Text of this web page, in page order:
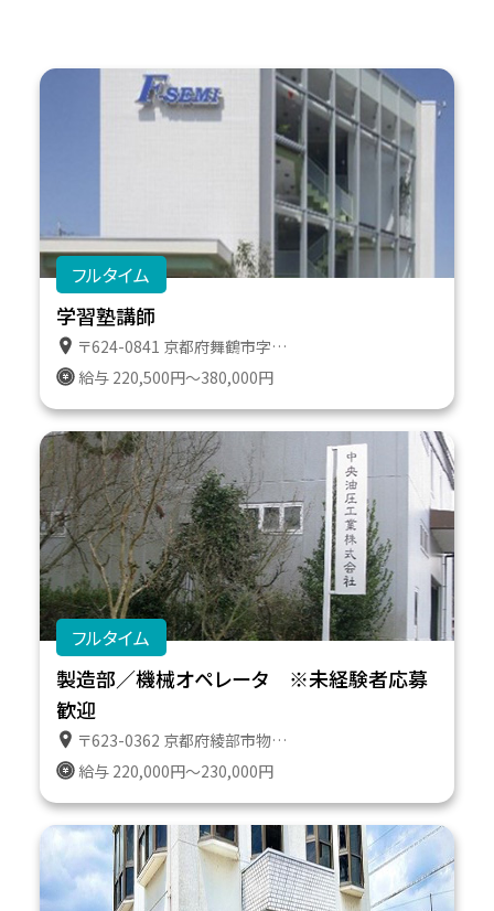
フルタイム
学習塾講師
〒624-0841 京都府舞鶴市字引土４２７の１７番地
給与 220,500円～380,000円
フルタイム
製造部／機械オペレータ ※未経験者応募
歓迎
〒623-0362 京都府綾部市物部町南車田１０
給与 220,000円～230,000円